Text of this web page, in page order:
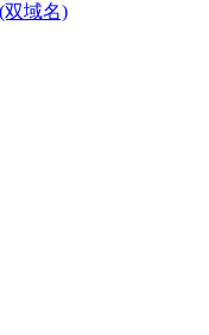
双域名)